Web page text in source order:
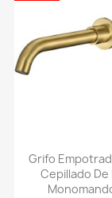
Grifo
Cepillado De